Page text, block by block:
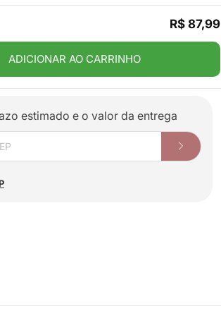
R$ 87,99
ADICIONAR AO CARRINHO
estimado e o valor da entrega